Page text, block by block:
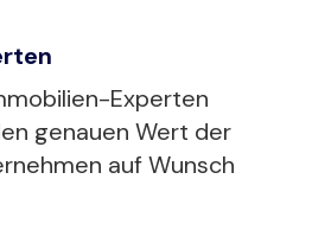
Experten
genauen Wert der
auf Wunsch